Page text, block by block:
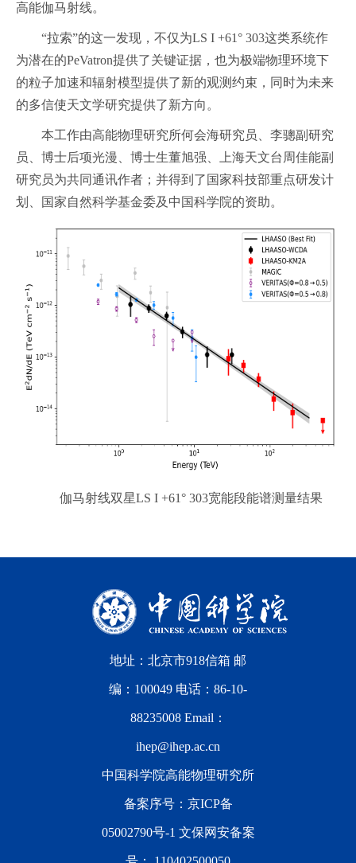
高能伽马射线。
“拉索”的这一发现，不仅为LS I +61° 303这类系统作
为潜在的PeVatron提供了关键证据，也为极端物理环境下
的粒子加速和辐射模型提供了新的观测约束，同时为未来
的多信使天文学研究提供了新方向。
本工作由高能物理研究所何会海研究员、李骢副研究
员、博士后项光漫、博士生董旭强、上海天文台周佳能副
研究员为共同通讯作者；并得到了国家科技部重点研发计
划、国家自然科学基金委及中国科学院的资助。
伽马射线双星LS I +61° 303宽能段能谱测量结果
地址：北京市918信箱 邮
编：100049 电话：86-10-
88235008 Email：
ihep@ihep.ac.cn
中国科学院高能物理研究所
备案序号： 京ICP备
05002790号-1 文保网安备案